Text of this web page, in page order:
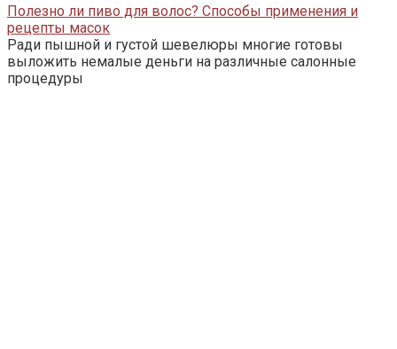
Полезно ли пиво для волос? Способы применения и
рецепты масок
Ради пышной и густой шевелюры многие готовы
выложить немалые деньги на различные салонные
процедуры